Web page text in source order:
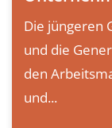
Die jüngeren
und die
den
und...